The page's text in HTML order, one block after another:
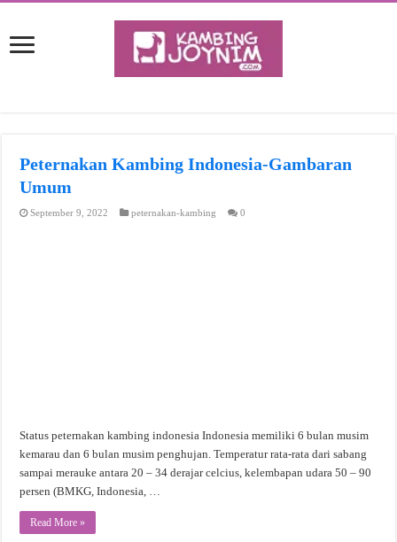
Peternakan Kambing Indonesia-Gambaran
Umum
September 9, 2022 peternakan-kambing 0
Status peternakan kambing indonesia Indonesia memiliki 6 bulan musim
kemarau dan 6 bulan musim penghujan. Temperatur rata-rata dari sabang
sampai merauke antara 20 – 34 derajar celcius, kelembapan udara 50 – 90
persen (BMKG, Indonesia, …
Read More »